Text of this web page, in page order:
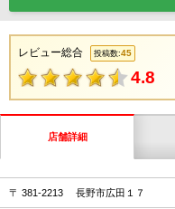
レビュー総合 投稿数:45
4.8
店舗詳細
〒 381-2213 長野市広田１７